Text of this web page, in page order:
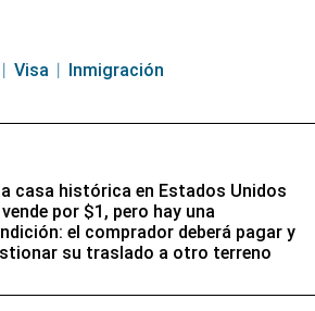
Visa Inmigración
casa histórica en Estados Unidos
por $1, pero hay una
el comprador deberá pagar y
su traslado a otro terreno